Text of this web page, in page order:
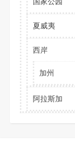
夏威夷
西岸
加州
阿拉斯加